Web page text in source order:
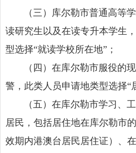
（三）库尔勒市普通高等
读研究生以及在读专升本学生
型选择“就读学校所在地”；
（四）在库尔勒市服役的
警，此类人员申请地类型选择“
（五）在库尔勒市学习、
居民，包括居住地在库尔勒市
效期内港澳台居民居住证）、